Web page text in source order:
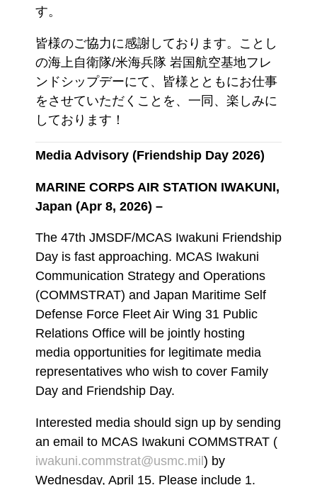
す。
皆様のご協力に感謝しております。ことし
の海上自衛隊/米海兵隊 岩国航空基地フレ
ンドシップデーにて、皆様とともにお仕事
をさせていただくことを、一同、楽しみに
しております！
Media Advisory (Friendship Day 2026)
MARINE CORPS AIR STATION IWAKUNI,
Japan (Apr 8, 2026) –
The 47th JMSDF/MCAS Iwakuni Friendship
Day is fast approaching. MCAS Iwakuni
Communication Strategy and Operations
(COMMSTRAT) and Japan Maritime Self
Defense Force Fleet Air Wing 31 Public
Relations Office will be jointly hosting
media opportunities for legitimate media
representatives who wish to cover Family
Day and Friendship Day.
Interested media should sign up by sending
an email to MCAS Iwakuni COMMSTRAT (
iwakuni.commstrat@usmc.mil) by
Wednesday, April 15. Please include 1.